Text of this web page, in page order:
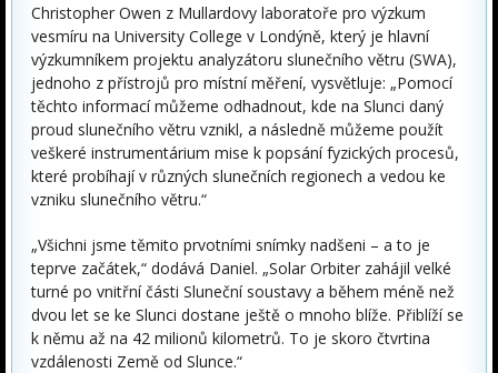
Christopher Owen z Mullardovy laboratoře pro výzkum
vesmíru na University College v Londýně, který je hlavní
výzkumníkem projektu analyzátoru slunečního větru (SWA),
jednoho z přístrojů pro místní měření, vysvětluje: „Pomocí
těchto informací můžeme odhadnout, kde na Slunci daný
proud slunečního větru vznikl, a následně můžeme použít
veškeré instrumentárium mise k popsání fyzických procesů,
které probíhají v různých slunečních regionech a vedou ke
vzniku slunečního větru.“
„Všichni jsme těmito prvotními snímky nadšeni – a to je
teprve začátek,“ dodává Daniel. „Solar Orbiter zahájil velké
turné po vnitřní části Sluneční soustavy a během méně než
dvou let se ke Slunci dostane ještě o mnoho blíže. Přiblíží se
k němu až na 42 milionů kilometrů. To je skoro čtvrtina
vzdálenosti Země od Slunce.“